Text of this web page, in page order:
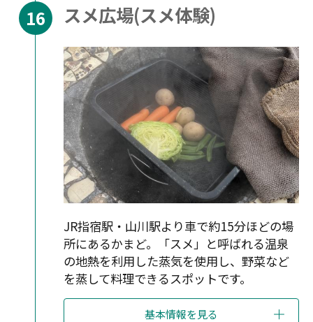
スメ広場(スメ体験)
JR指宿駅・山川駅より車で約15分ほどの場
所にあるかまど。「スメ」と呼ばれる温泉
の地熱を利用した蒸気を使用し、野菜など
を蒸して料理できるスポットです。
基本情報を見る